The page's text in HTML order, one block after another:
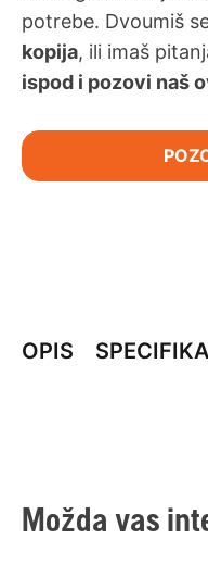
potrebe. Dvoumiš
kopija, ili imaš
ispod i pozovi naš
OPIS
Možda vas